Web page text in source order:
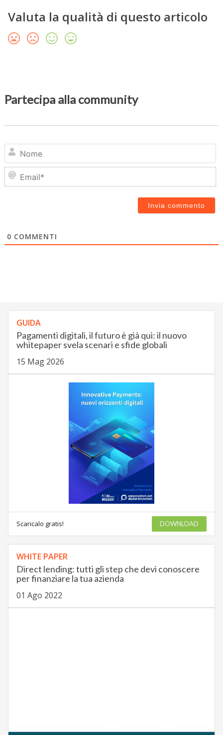
Valuta la qualità di questo articolo
Partecipa alla community
0 COMMENTI
GUIDA
Pagamenti digitali, il futuro è già qui: il nuovo
whitepaper svela scenari e sfide globali
15 Mag 2026
Scaricalo gratis! DOWNLOAD
WHITE PAPER
Direct lending: tutti gli step che devi conoscere
per finanziare la tua azienda
01 Ago 2022